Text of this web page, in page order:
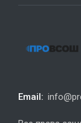
Email: